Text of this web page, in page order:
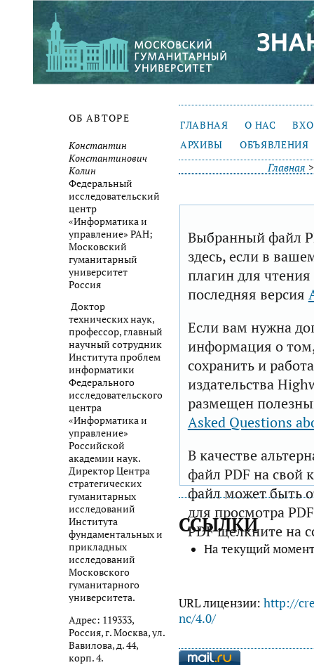
ОБ АВТОРЕ
Константин
Константинович
Колин
Федеральный
исследовательский
центр
«Информатика и
управление» РАН;
Московский
гуманитарный
университет
Россия
Доктор
технических наук,
профессор, главный
научный сотрудник
Института проблем
информатики
Федерального
исследовательского
центра
«Информатика и
управление»
Российской
академии наук.
Директор Центра
стратегических
гуманитарных
исследований
Института
фундаментальных и
прикладных
исследований
Московского
гуманитарного
университета.
Адрес: 119333,
Россия, г. Москва, ул.
Вавилова, д. 44,
корп. 4.
ГЛАВНАЯ О НАС
АРХИВЫ
ОБЪЯВЛЕНИЯ
Главная
Выбранный файл
здесь, если в
плагин для
последняя версия
Если вам нужна
информация о том,
сохранить и
издательства
размещен
Asked Questions
В качестве
файл PDF на свой
файл может быть
для просмотра
PDF щелкните на
ССЫЛКИ
На текущий
URL лицензии: http://
nc/4.0/